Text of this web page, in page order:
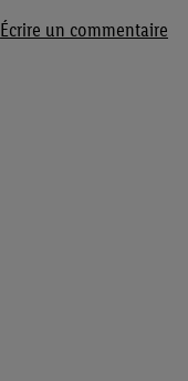
Écrire un commentaire